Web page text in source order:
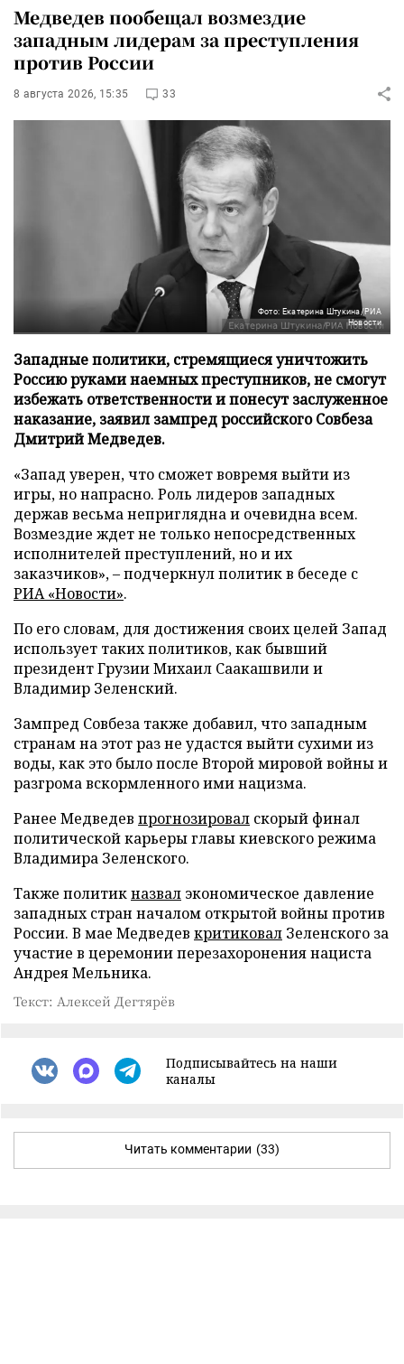
Медведев пообещал возмездие
западным лидерам за преступления
против России
8 августа 2026, 15:35 33
Фото: Екатерина Штукина/РИА
Новости
Западные политики, стремящиеся уничтожить
Россию руками наемных преступников, не смогут
избежать ответственности и понесут заслуженное
наказание, заявил зампред российского Совбеза
Дмитрий Медведев.
«Запад уверен, что сможет вовремя выйти из
игры, но напрасно. Роль лидеров западных
держав весьма неприглядна и очевидна всем.
Возмездие ждет не только непосредственных
исполнителей преступлений, но и их
заказчиков», – подчеркнул политик в беседе с
РИА «Новости».
По его словам, для достижения своих целей Запад
использует таких политиков, как бывший
президент Грузии Михаил Саакашвили и
Владимир Зеленский.
Зампред Совбеза также добавил, что западным
странам на этот раз не удастся выйти сухими из
воды, как это было после Второй мировой войны и
разгрома вскормленного ими нацизма.
Ранее Медведев прогнозировал скорый финал
политической карьеры главы киевского режима
Владимира Зеленского.
Также политикназвал экономическое давление
западных стран началом открытой войны против
России. В мае Медведев критиковал Зеленского за
участие в церемонии перезахоронения нациста
Андрея Мельника.
Текст: Алексей Дегтярёв
Подписывайтесь на наши
каналы
Читать комментарии (33)